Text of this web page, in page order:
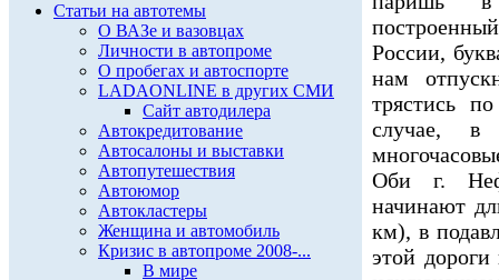
Статьи на автотемы
О ВАЗе и вазовцах
Личности в автопроме
О пробегах и автоспорте
LADAONLINE в других СМИ
Сайт автодилера
Автокредитование
Автосалоны и выставки
Автопутешествия
Автоюмор
Автокластеры
Женщина и автомобиль
Кризис в автопроме 2008-...
В мире
России,
нам
трястись
случае, в
Оби г.
начинают
км), в
этой